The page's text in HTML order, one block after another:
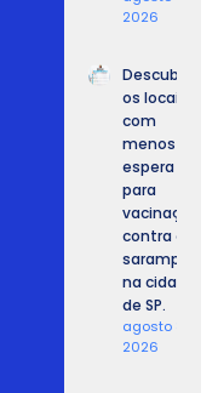
2026
Descubra
os locais
com
menos
espera
para
vacinação
contra o
sarampo
na cidade
de SP.
agosto 8,
2026